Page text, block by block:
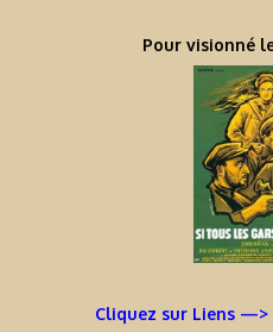
Pour visionné
Cliquez sur Liens —>